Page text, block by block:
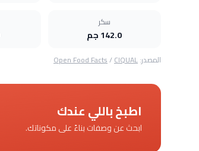
سكر
142.0 جم
المصدر: Open Food Facts/CIQUAL
اطبخ باللي عندك
ابحث عن وصفات بناءً على مكوناتك.